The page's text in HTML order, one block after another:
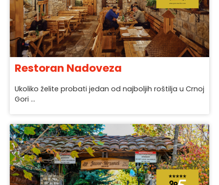
Restoran Nadoveza
Ukoliko želite probati jedan od najboljih roštilja u Crnoj
Gori ...